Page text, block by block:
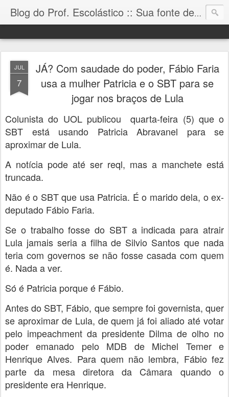
Blog do Prof. Escolástico :: Sua fonte de informação!
JUL
7
JÁ? Com saudade do poder, Fábio Faria
usa a mulher Patricia e o SBT para se
jogar nos braços de Lula
Colunista do UOL publicou quarta-feira (5) que o
SBT está usando Patricia Abravanel para se
aproximar de Lula.
A notícia pode até ser reql, mas a manchete está
truncada.
Não é o SBT que usa Patricia. É o marido dela, o ex-
deputado Fábio Faria.
Se o trabalho fosse do SBT a indicada para atrair
Lula jamais seria a filha de Silvio Santos que nada
teria com governos se não fosse casada com quem
é. Nada a ver.
Só é Patricia porque é Fábio.
Antes do SBT, Fábio, que sempre foi governista, quer
se aproximar de Lula, de quem já foi aliado até votar
pelo impeachment da presidente Dilma de olho no
poder emanado pelo MDB de Michel Temer e
Henrique Alves. Para quem não lembra, Fábio fez
parte da mesa diretora da Câmara quando o
presidente era Henrique.